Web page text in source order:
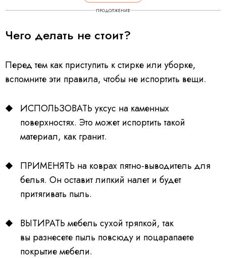
ПРОДОЛЖЕНИЕ
Чего делать не стоит?
Перед тем как приступить к стирке или уборке,
вспомните эти правила, чтобы не испортить вещи.
ИСПОЛЬЗОВАТЬ уксус на каменных
поверхностях. Это может испортить такой
материал, как гранит.
ПРИМЕНЯТЬ на коврах пятно-выводитель для
белья. Он оставит липкий налет и будет
притягивать пыль.
ВЫТИРАТЬ мебель сухой тряпкой, так
вы разнесете пыль повсюду и поцарапаете
покрытие мебели.